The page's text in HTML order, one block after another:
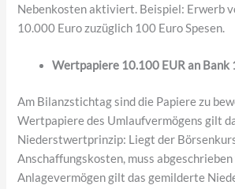
Nebenkosten aktiviert. Beispiel: Erwerb
10.000 Euro zuzüglich 100 Euro Spesen.
Wertpapiere 10.100 EUR an Bank
Am Bilanzstichtag sind die Papiere zu
Wertpapiere des Umlaufvermögens gilt
Niederstwertprinzip: Liegt der
Anschaffungskosten, muss abgeschrieben
Anlagevermögen gilt das gemilderte